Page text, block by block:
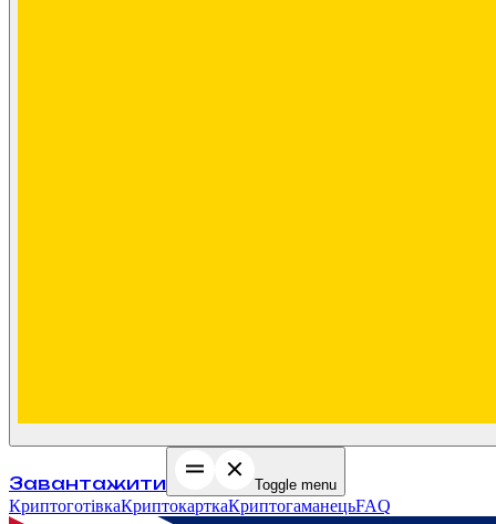
Завантажити Toggle menu
КриптоготівкаКриптокарткаКриптогаманецьFAQ